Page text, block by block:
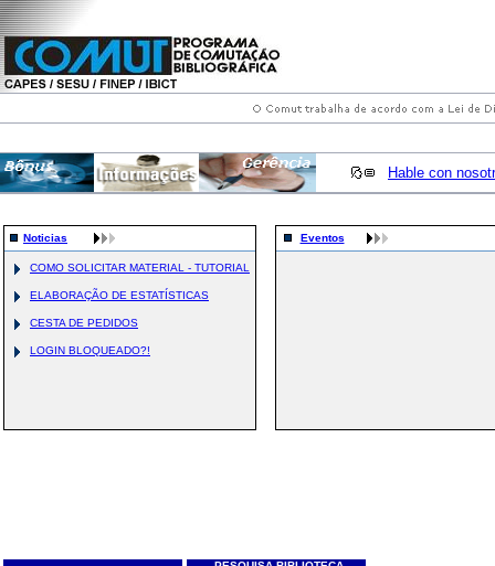
Hable con
Noticias
COMO SOLICITAR MATERIAL - TUTORIAL
ELABORAÇÃO DE ESTATÍSTICAS
CESTA DE PEDIDOS
LOGIN BLOQUEADO?!
Eventos